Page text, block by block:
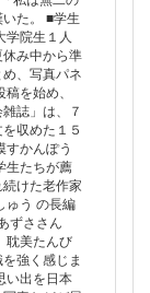
た。 ■学生
院生１人
み中から準
、写真パネ
を始め、
誌」は、７
収めた１５
すかんぽう
生たちが薦
けた老作家
ゅう の長編
ずささん
耽美たんび
強く感じま
い出を日本